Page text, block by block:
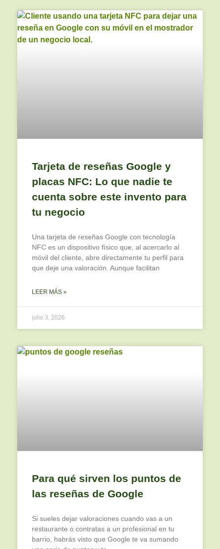
Tarjeta de reseñas Google y
placas NFC: Lo que nadie te
cuenta sobre este invento para
tu negocio
Una tarjeta de reseñas Google con tecnología
NFC es un dispositivo físico que, al acercarlo al
móvil del cliente, abre directamente tu perfil para
que deje una valoración. Aunque facilitan
LEER MÁS »
julio 3, 2026
Para qué sirven los puntos de
las reseñas de Google
Si sueles dejar valoraciones cuando vas a un
restaurante o contratas a un profesional en tu
barrio, habrás visto que Google te va sumando